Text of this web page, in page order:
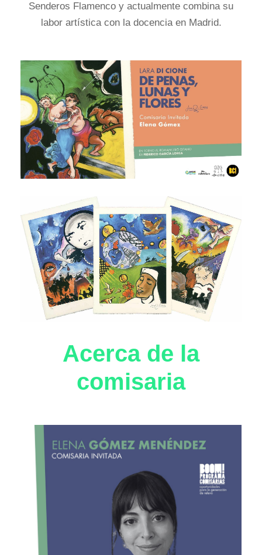
Senderos Flamenco y actualmente combina su
labor artística con la docencia en Madrid.
Acerca de la
comisaria